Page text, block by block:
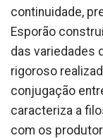
continuidade,
Esporão
das variedades
rigoroso
conjugação
caracteriza a
com os